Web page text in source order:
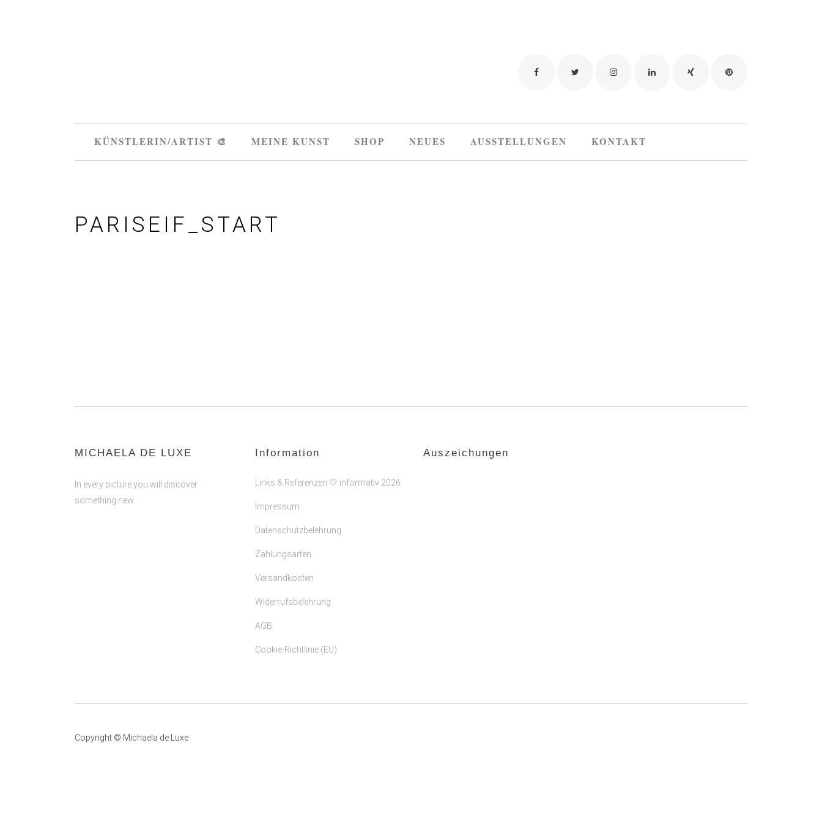
KÜNSTLERIN/ARTIST 🎨 MEINE KUNST SHOP NEUES AUSSTELLUNGEN KONTAKT
PARISEIF_START
MICHAELA DE LUXE
In every picture you will discover
something new.
Information
Links & Referenzen 🤍 informativ 2026
Impressum
Datenschutzbelehrung
Zahlungsarten
Versandkosten
Widerrufsbelehrung
AGB
Cookie-Richtlinie (EU)
Auszeichungen
Copyright © Michaela de Luxe